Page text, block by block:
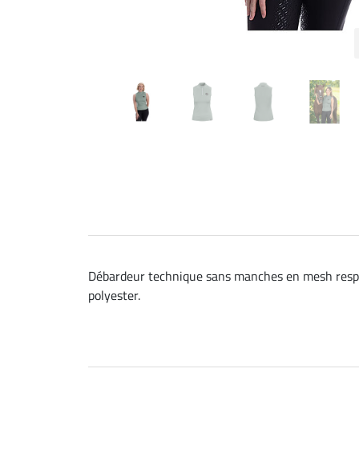
Débardeur technique sans manches en mesh
polyester.